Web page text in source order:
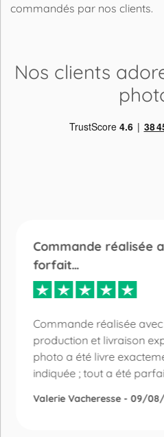
commandés par nos clients.
Nos clients
Commande réalisée
forfait…
Commande réalisée
production et livraison
photo a été livre
indiquée ; tout a été
Valerie Vacheresse - 09/